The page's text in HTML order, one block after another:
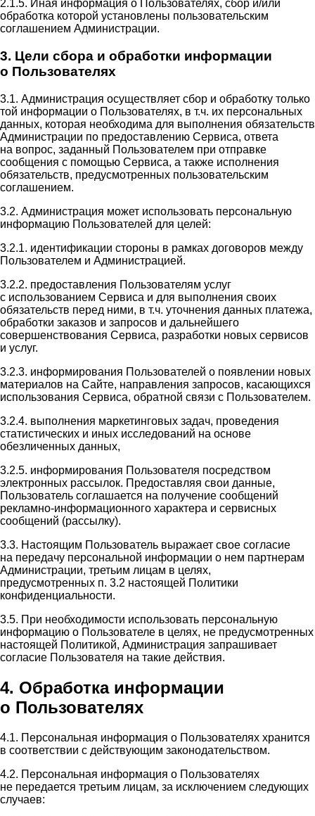
2.1.5. Иная информация о Пользователях, сбор и/или
обработка которой установлены пользовательским
соглашением Администрации.
3. Цели сбора и обработки информации
о Пользователях
3.1. Администрация осуществляет сбор и обработку только
той информации о Пользователях, в т.ч. их персональных
данных, которая необходима для выполнения обязательств
Администрации по предоставлению Сервиса, ответа
на вопрос, заданный Пользователем при отправке
сообщения с помощью Сервиса, а также исполнения
обязательств, предусмотренных пользовательским
соглашением.
3.2. Администрация может использовать персональную
информацию Пользователей для целей:
3.2.1. идентификации стороны в рамках договоров между
Пользователем и Администрацией.
3.2.2. предоставления Пользователям услуг
с использованием Сервиса и для выполнения своих
обязательств перед ними, в т.ч. уточнения данных платежа,
обработки заказов и запросов и дальнейшего
совершенствования Сервиса, разработки новых сервисов
и услуг.
3.2.3. информирования Пользователей о появлении новых
материалов на Сайте, направления запросов, касающихся
использования Сервиса, обратной связи с Пользователем.
3.2.4. выполнения маркетинговых задач, проведения
статистических и иных исследований на основе
обезличенных данных,
3.2.5. информирования Пользователя посредством
электронных рассылок. Предоставляя свои данные,
Пользователь соглашается на получение сообщений
рекламно-информационного характера и сервисных
сообщений (рассылку).
3.3. Настоящим Пользователь выражает свое согласие
на передачу персональной информации о нем партнерам
Администрации, третьим лицам в целях,
предусмотренных п. 3.2 настоящей Политики
конфиденциальности.
3.5. При необходимости использовать персональную
информацию о Пользователе в целях, не предусмотренных
настоящей Политикой, Администрация запрашивает
согласие Пользователя на такие действия.
4. Обработка информации
о Пользователях
4.1. Персональная информация о Пользователях хранится
в соответствии с действующим законодательством.
4.2. Персональная информация о Пользователях
не передается третьим лицам, за исключением следующих
случаев: